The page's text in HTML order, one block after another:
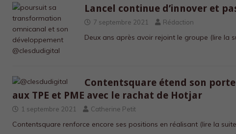
Lancel continue d’innover et
7 septembre 2021 Rédaction
Deux ans après avoir rejoint le groupe (lire la
Contentsquare étend son
aux TPE et PME avec le rachat de Hotjar
1 septembre 2021 Catherine Petit
Contentsquare renforce encore ses positions en réalisant (lire la